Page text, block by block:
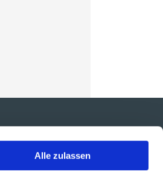
Alle zulassen
ARB